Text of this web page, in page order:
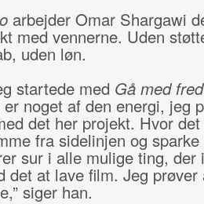
arbejder Omar Shargawi
med vennerne. Uden
uden løn.
startede med Gå med
noget af den energi, jeg
det her projekt. Hvor
fra sidelinjen og
sur i alle mulige ting, der
det at lave film. Jeg prøver
siger han.